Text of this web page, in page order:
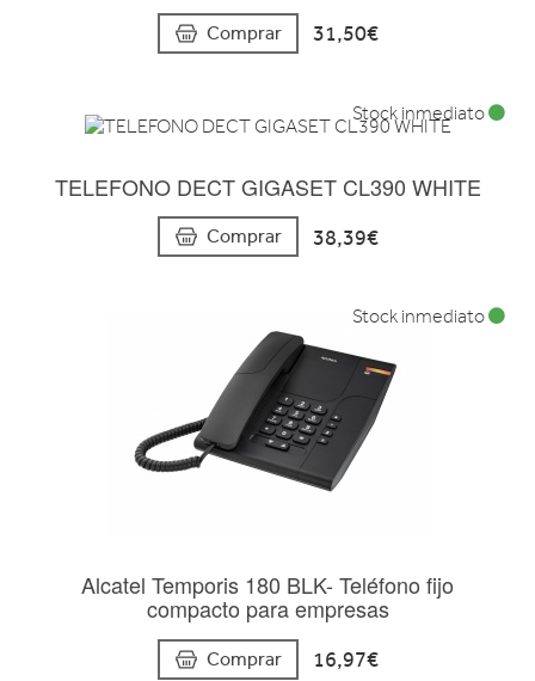
Comprar 31,50€
TELEFONO DECT GIGASET CL390 WHITE
Comprar 38,39€
Stock inmediato
Alcatel Temporis 180 BLK- Teléfono fijo
compacto para empresas
Comprar 16,97€
Stock inmediato